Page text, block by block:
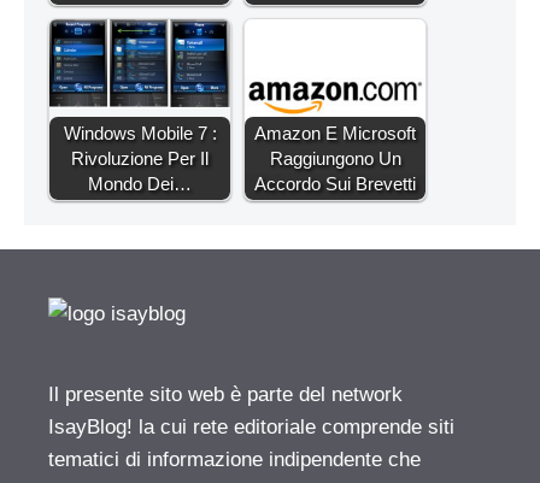
Windows Mobile 7 :
Rivoluzione Per Il
Mondo Dei…
Amazon E Microsoft
Raggiungono Un
Accordo Sui Brevetti
Il presente sito web è parte del network
IsayBlog! la cui rete editoriale comprende siti
tematici di informazione indipendente che